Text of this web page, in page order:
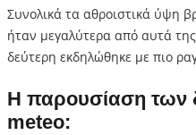
Συνολικά τα αθροιστικά ύψη
ήταν μεγαλύτερα από αυτά
δεύτερη εκδηλώθηκε με πιο
Η παρουσίαση των
meteo: